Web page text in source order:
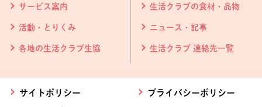
サービス案内 生活クラブの食材・品物
活動・とりくみ ニュース・記事
各地の生活クラブ生協 生活クラブ 連絡先一覧
サイトポリシー プライバシーポリシー